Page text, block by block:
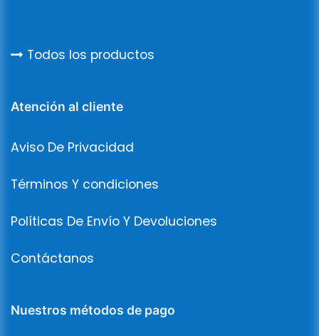
Todos los productos
Atención al cliente
Aviso De Privacidad
Términos Y condiciones
Políticas De Envío Y Devoluciones
Contáctanos
Nuestros métodos de pago